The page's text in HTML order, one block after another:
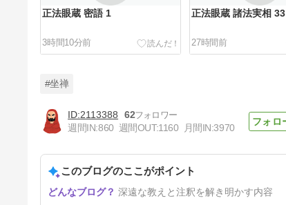
正法眼蔵 密語 1
3時間10分前
正法眼蔵 諸法実相 33
27時間前
4日前
#坐禅
2113388
62
週間IN:860 週間OUT:1160 月間IN:3970
このブログのここがポイント
深遠な教えと注釈を解き明かす内容